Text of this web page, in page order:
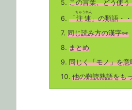
5. この言葉、どう使う
6. 「注連
ちゅうれん
」の類語・
7. 同じ読み方の漢字👀
8. まとめ
9. 同じく「モノ」を
10. 他の難読熟語をも